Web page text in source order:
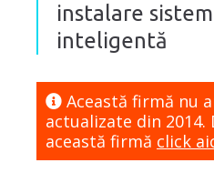
instalare
inteligentă
Această firmă nu
actualizate din 2014.
această firmă click